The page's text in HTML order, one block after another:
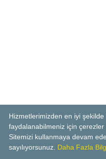
Hizmetlerimizden en iyi şekilde
faydalanabilmeniz için çerezler
Sitemizi kullanmaya devam
sayılıyorsunuz. Daha Fazla